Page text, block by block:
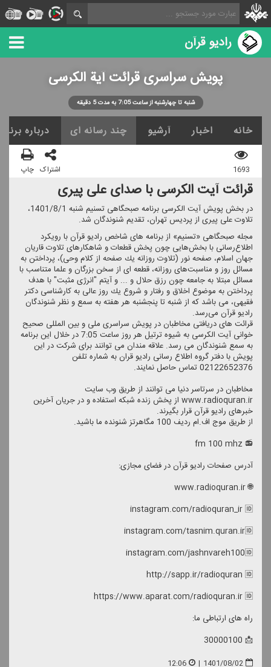
رادیو قرآن
پویش سراسری قرائت آیة الكرسی
شنبه تا چهارشنبه از ساعت 7:05 به مدت 5 دقیقه
خانه اخبار آرشیو چند رسانه ای درباره
1693 اشتراک چاپ
قرائت آیت الكرسی با صدای علی پیری
در بخش پویش آیت الكرسی برنامه صبحگاهی تسنیم شنبه 1401/8/1،
تلاوت علی پیری از پردیس تهران، تقدیم شنوندگان شد.
مجله صبحگاهی «تسنیم» از برنامه های شاخص رادیو قرآن با رویكرد
اطلاع‌رسانی با بخش‌هایی چون پخش قطعات و شاهكارهای تلاوت قاریان
جهان اسلام، صفحه نور (تلاوت روزانه یك صفحه از كلام وحی)، پرداختن به
مسائل روز و مناسبت‌های روزانه، قطعه ای از سخن بزرگان و علما متناسب با
مسائل مبتلا به جامعه چون رزق حلال و ... و آیتم "انرژی مثبت" با هدف
پرداختن به موضوع اخلاق و رفتار و شروع یك روز عالی به كارشناسی دكتر
فقیهی، می باشد كه از شنبه تا پنجشنبه هر هفته به سمع و نظر شنوندگان
رادیو قرآن می‌رسد.
قرائت های دریافتی مخاطبان در پویش سراسری ملی و بین المللی صحیح
خوانی آیت الكرسی به شیوه ترتیل هر روز ساعت 7:05 در خلال این برنامه
به سمع شنوندگان می رسد. علاقه مندان می توانند برای شركت در این
پویش با دفتر گروه اطلاع رسانی رادیو قران به شماره تلفن
02122652376 تماس حاصل نمایند.
مخاطبان در سرتاسر دنیا می توانند از طریق وب سایت
www.radioquran.ir از پخش زنده شبكه استفاده و در جریان آخرین
خبرهای رادیو قرآن قرار بگیرند.
از طریق موج اف.ام ردیف 100 مگاهرتز شنونده ما باشید.
📻 fm 100 mhz
آدرس صفحات رادیو قرآن در فضای مجازی:
🌐 www.radioquran.ir
instagram.com/radioquran_ir 🆔
instagram.com/tasnim.quran.ir🆔
instagram.com/jashnvareh100🆔
http://sapp.ir/radioquran 🆔
https://www.aparat.com/radioquran.ir 🆔
راه های ارتباطی ما:
📩 30000100
1401/08/02
|
12:06